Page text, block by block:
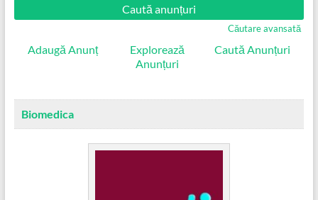
Căutare avansată
Adaugă Anunț
Explorează
Anunțuri
Caută Anunțuri
Biomedica